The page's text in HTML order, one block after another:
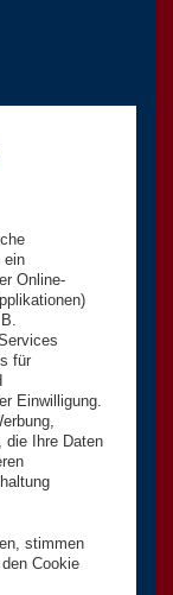
ein
Online-
für
Einwilligung.
die Ihre Daten
stimmen
Cookie